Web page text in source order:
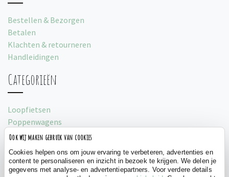
Bestellen & Bezorgen
Betalen
Klachten & retourneren
Handleidingen
Categorieën
Loopfietsen
Poppenwagens
Loopauto's
Social
Ook wij maken gebruik van cookies
Cookies helpen ons om jouw ervaring te verbeteren, advertenties en
content te personaliseren en inzicht in bezoek te krijgen. We delen je
gegevens met analyse- en advertentiepartners. Voor verdere details